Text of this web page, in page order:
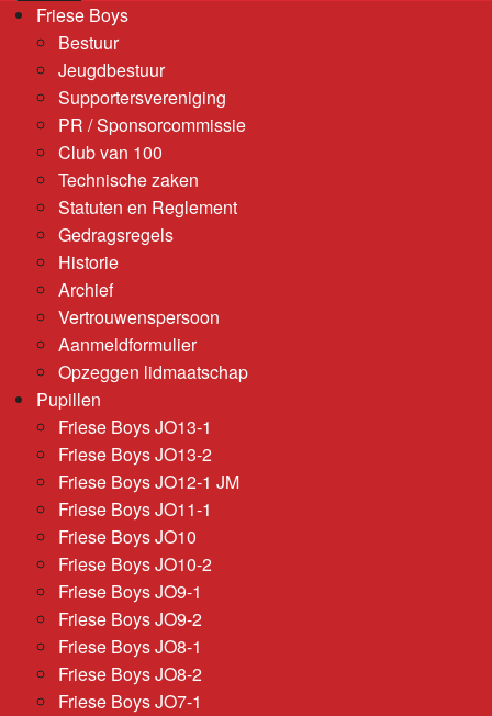
Friese Boys
Bestuur
Jeugdbestuur
Supportersvereniging
PR / Sponsorcommissie
Club van 100
Technische zaken
Statuten en Reglement
Gedragsregels
Historie
Archief
Vertrouwenspersoon
Aanmeldformulier
Opzeggen lidmaatschap
Pupillen
Friese Boys JO13-1
Friese Boys JO13-2
Friese Boys JO12-1 JM
Friese Boys JO11-1
Friese Boys JO10
Friese Boys JO10-2
Friese Boys JO9-1
Friese Boys JO9-2
Friese Boys JO8-1
Friese Boys JO8-2
Friese Boys JO7-1